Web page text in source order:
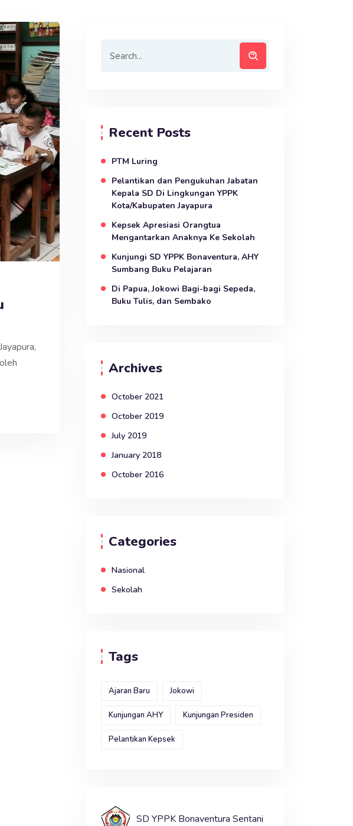
Recent Posts
PTM Luring
Pelantikan dan Pengukuhan Jabatan
Kepala SD Di Lingkungan YPPK
Kota/Kabupaten Jayapura
Kepsek Apresiasi Orangtua
Mengantarkan Anaknya Ke Sekolah
Kunjungi SD YPPK Bonaventura, AHY
Sumbang Buku Pelajaran
Di Papua, Jokowi Bagi-bagi Sepeda,
Buku Tulis, dan Sembako
Archives
October 2021
October 2019
July 2019
January 2018
October 2016
Categories
Nasional
Sekolah
Tags
Ajaran Baru Jokowi
Kunjungan AHY Kunjungan Presiden
Pelantikan Kepsek
SD YPPK Bonaventura Sentani